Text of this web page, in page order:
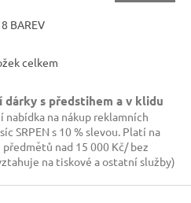
BAREV
O
l
á
d
a
c
p
celkem
s předstihem a v klidu
nabídka na nákup reklamních
SRPEN s 10 % slevou. Platí na
nad 15 000 Kč/ bez
na tiskové a ostatní služby)